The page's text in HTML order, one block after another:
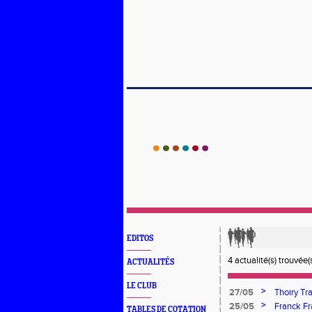
EDITOS
ACTUALITÉS
LE CLUB
TABLES DE COTATION
4 actualité(s)
27/05 >
Thoiry
25/05
>
Franck